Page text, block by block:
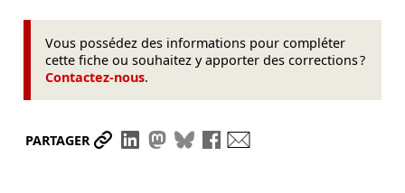
Vous possédez des informations pour compléter
cette fiche ou souhaitez y apporter des corrections ?
Contactez-nous.
PARTAGER Partager le lien
Partager sur LinkedIn
Partager sur Mastodon
Partager sur Bluesky
Partager sur Facebook